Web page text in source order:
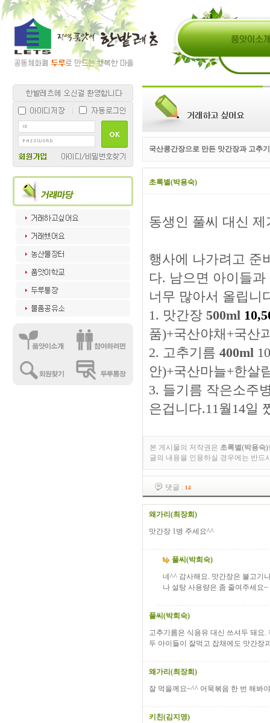
국산콩간장으로 만든 맛간장과 고추
초록별(박용숙)
동생인 풀씨 대신
행사에 나가려고 준
다. 남으면 아이들
너무 많아서 올립니
1. 맛간장 500ml
품)+국산야채+국산
2. 고추기름 400ml
안)+국산마늘+한살
3. 들기름 작은소주
은겁니다.11월14일
본 게시물의 저작권은 초록별(박용숙)
글의 내용을 인용하실 경우에는 반드
댓글 : 14
왜가리(최장희)
맛간장 1병 주세요^^
풀씨(박희숙)
네^^ 감사해요. 맛간장은 불고기
나 설탕 사용량은 좀 줄여주세요~
풀씨(박희숙)
고추기름은 식용유 대신 쓰셔두 돼요
두 아이들이 잘먹고 잡채에도 맛간장
왜가리(최장희)
잘 먹을께요~^^ 어묵볶음 한 번 해봐
키친(김지영)